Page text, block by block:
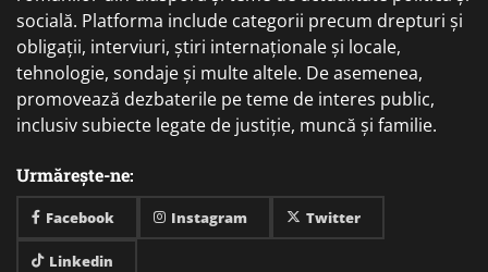
socială. Platforma include categorii precum drepturi și
obligații, interviuri, știri internaționale și locale,
tehnologie, sondaje și multe altele. De asemenea,
promovează dezbaterile pe teme de interes public,
inclusiv subiecte legate de justiție, muncă și familie.
Urmărește-ne:
Facebook Instagram Twitter
Linkedin